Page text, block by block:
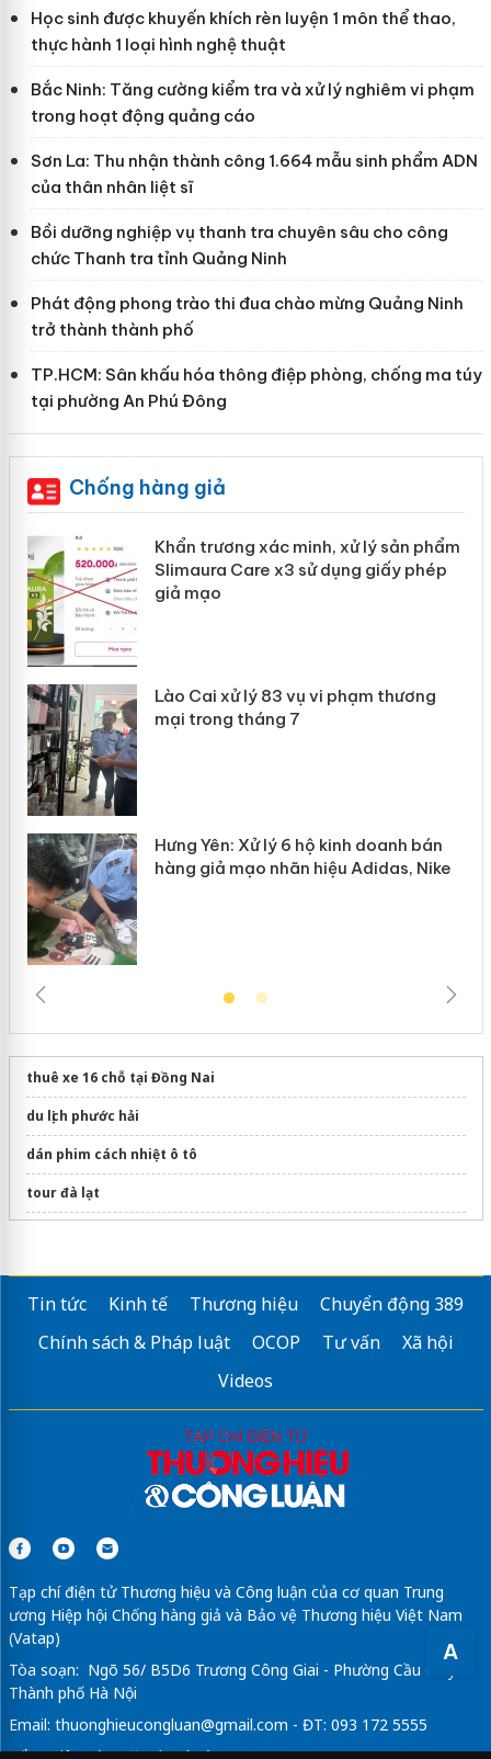
A
Học sinh được khuyến khích rèn luyện 1 môn thể thao,
thực hành 1 loại hình nghệ thuật
Bắc Ninh: Tăng cường kiểm tra và xử lý nghiêm vi phạm
trong hoạt động quảng cáo
Sơn La: Thu nhận thành công 1.664 mẫu sinh phẩm ADN
của thân nhân liệt sĩ
Bồi dưỡng nghiệp vụ thanh tra chuyên sâu cho công
chức Thanh tra tỉnh Quảng Ninh
Phát động phong trào thi đua chào mừng Quảng Ninh
trở thành thành phố
TP.HCM: Sân khấu hóa thông điệp phòng, chống ma túy
tại phường An Phú Đông
Chống hàng giả
Khẩn trương xác minh, xử lý sản phẩm
Slimaura Care x3 sử dụng giấy phép
giả mạo
Lào Cai xử lý 83 vụ vi phạm thương
mại trong tháng 7
Hưng Yên: Xử lý 6 hộ kinh doanh bán
hàng giả mạo nhãn hiệu Adidas, Nike
thuê xe 16 chỗ tại Đồng Nai
du lịch phước hải
dán phim cách nhiệt ô tô
tour đà lạt
with ourluxury private tour
Mua eSIM Nhật Bảnonline tại Gody.vn
Tin tức Kinh tế Thương hiệu
Chuyển động 389
Chính sách & Pháp luật
OCOP Tư vấn
Xã hội
Videos
Tạp chí điện tử Thương hiệu và Công luận của cơ quan Trung
ương Hiệp hội Chống hàng giả và Bảo vệ Thương hiệu Việt Nam
(Vatap)
Tòa soạn: Ngõ 56/ B5D6 Trương Công Giai - Phường Cầu Giấy -
Thành phố Hà Nội
Email: thuonghieucongluan@gmail.com - ĐT: 093 172 5555